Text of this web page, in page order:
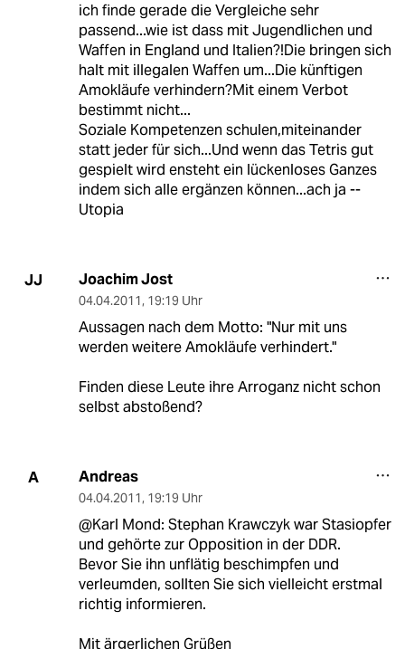
ich finde gerade die Vergleiche sehr
passend...wie ist dass mit Jugendlichen und
Waffen in England und Italien?!Die bringen sich
halt mit illegalen Waffen um...Die künftigen
Amokläufe verhindern?Mit einem Verbot
bestimmt nicht...
Soziale Kompetenzen schulen,miteinander
statt jeder für sich...Und wenn das Tetris gut
gespielt wird ensteht ein lückenloses Ganzes
indem sich alle ergänzen können...ach ja --
Utopia
JJ Joachim Jost
04.04.2011, 19:19 Uhr
Aussagen nach dem Motto: "Nur mit uns
werden weitere Amokläufe verhindert."
Finden diese Leute ihre Arroganz nicht schon
selbst abstoßend?
A Andreas
04.04.2011, 19:19 Uhr
@Karl Mond: Stephan Krawczyk war Stasiopfer
und gehörte zur Opposition in der DDR.
Bevor Sie ihn unflätig beschimpfen und
verleumden, sollten Sie sich vielleicht erstmal
richtig informieren.
Mit ärgerlichen Grüßen